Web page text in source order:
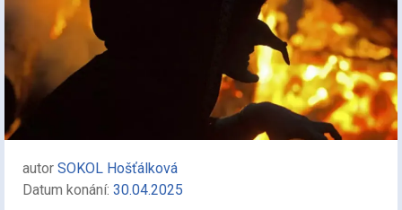
autor SOKOL Hošťálková
Datum konání: 30.04.2025